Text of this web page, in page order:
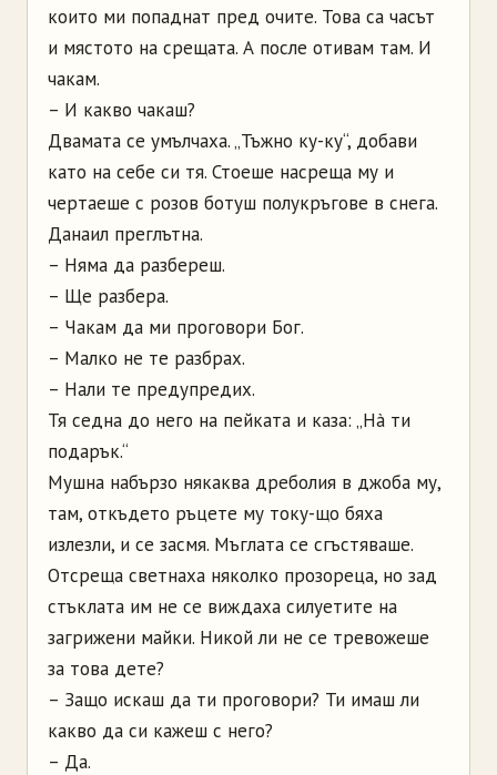
които ми попаднат пред очите. Това са часът
и мястото на срещата. А после отивам там. И
чакам.
– И какво чакаш?
Двамата се умълчаха. „Тъжно ку-ку“, добави
като на себе си тя. Стоеше насреща му и
чертаеше с розов ботуш полукръгове в снега.
Данаил преглътна.
– Няма да разбереш.
– Ще разбера.
– Чакам да ми проговори Бог.
– Малко не те разбрах.
– Нали те предупредих.
Тя седна до него на пейката и каза: „Нà ти
подарък.“
Мушна набързо някаква дреболия в джоба му,
там, откъдето ръцете му току-що бяха
излезли, и се засмя. Мъглата се сгъстяваше.
Отсреща светнаха няколко прозореца, но зад
стъклата им не се виждаха силуетите на
загрижени майки. Никой ли не се тревожеше
за това дете?
– Защо искаш да ти проговори? Ти имаш ли
какво да си кажеш с него?
– Да.